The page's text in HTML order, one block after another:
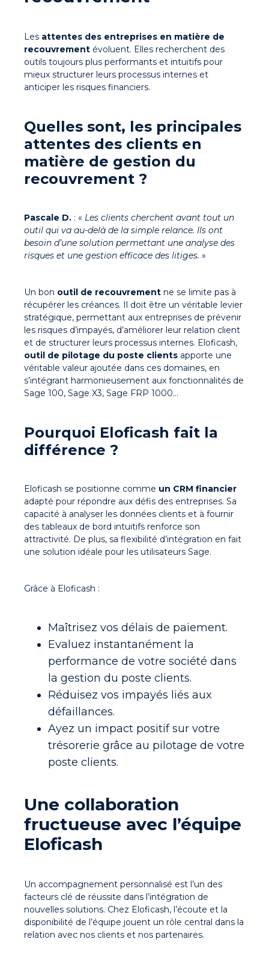
Les attentes des entreprises en matière de
recouvrement évoluent. Elles recherchent des
outils toujours plus performants et intuitifs pour
mieux structurer leurs processus internes et
anticiper les risques financiers.
Quelles sont, les principales
attentes des clients en
matière de gestion du
recouvrement ?
Pascale D. : « Les clients cherchent avant tout un
outil qui va au-delà de la simple relance. Ils ont
besoin d’une solution permettant une analyse des
risques et une gestion efficace des litiges. »
Un bon outil de recouvrement ne se limite pas à
récupérer les créances. Il doit être un véritable levier
stratégique, permettant aux entreprises de prévenir
les risques d’impayés, d’améliorer leur relation client
et de structurer leurs processus internes. Eloficash,
outil de pilotage du poste clients apporte une
véritable valeur ajoutée dans ces domaines, en
s’intégrant harmonieusement aux fonctionnalités de
Sage 100, Sage X3, Sage FRP 1000…
Pourquoi Eloficash fait la
différence ?
Eloficash se positionne comme un CRM financier
adapté pour répondre aux défis des entreprises. Sa
capacité à analyser les données clients et à fournir
des tableaux de bord intuitifs renforce son
attractivité. De plus, sa flexibilité d’intégration en fait
une solution idéale pour les utilisateurs Sage.
Grâce à Eloficash :
Maîtrisez vos délais de paiement.
Evaluez instantanément la
performance de votre société dans
la gestion du poste clients.
Réduisez vos impayés liés aux
défaillances.
Ayez un impact positif sur votre
trésorerie grâce au pilotage de votre
poste clients.
Une collaboration
fructueuse avec l’équipe
Eloficash
Un accompagnement personnalisé est l’un des
facteurs clé de réussite dans l’intégration de
nouvelles solutions. Chez Eloficash, l’écoute et la
disponibilité de l’équipe jouent un rôle central dans la
relation avec nos clients et nos partenaires.